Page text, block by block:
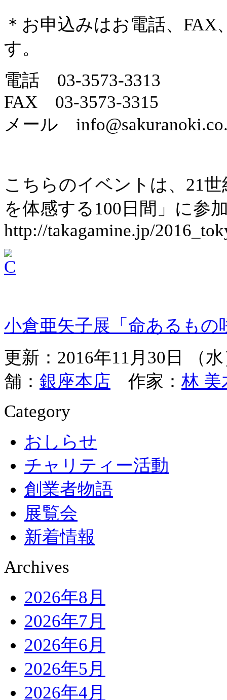
＊お申込みはお電話、
す。
電話 03-3573-3313
FAX 03-3573-3315
メール
こちらのイベントは、21
を体感する100日間」に参
http://takagamine.jp/
小倉亜矢子展「命あるも
更新：2016年11月30日 （
舗： 銀座本店 作家： 林 美
Category
おしらせ
チャリティー活動
創業者物語
展覧会
新着情報
Archives
2026年8月
2026年7月
2026年6月
2026年5月
2026年4月